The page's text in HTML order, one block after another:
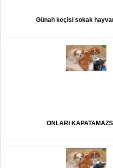
Günah keçisi sokak
ONLARI